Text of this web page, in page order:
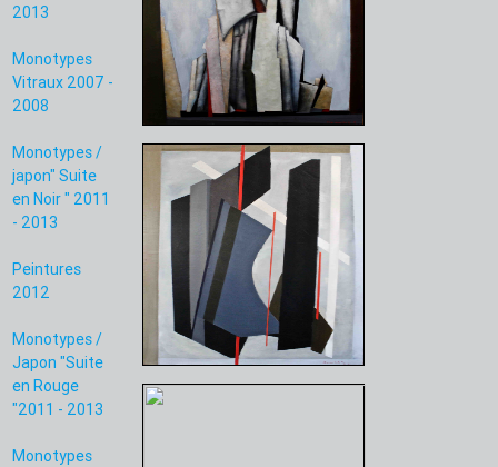
2013
Monotypes
Vitraux 2007 -
2008
Monotypes /
japon" Suite
en Noir " 2011
- 2013
Peintures
2012
Monotypes /
Japon "Suite
en Rouge
"2011 - 2013
Monotypes